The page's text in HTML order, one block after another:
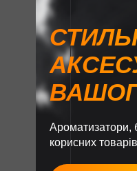
Ароматизатори,
корисних